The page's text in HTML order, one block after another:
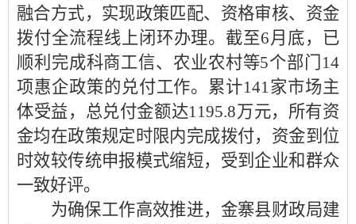
融合方式，实现政策匹配、资格审核、资金
拨付全流程线上闭环办理。截至6月底，已
顺利完成科商工信、农业农村等5个部门14
项惠企政策的兑付工作。累计141家市场主
体受益，总兑付金额达1195.8万元，所有资
金均在政策规定时限内完成拨付，资金到位
时效较传统申报模式缩短，受到企业和群众
一致好评。
为确保工作高效推进，金寨县财政局建